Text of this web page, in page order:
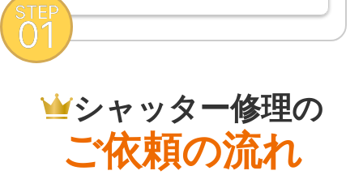
シャッター修理の
ご依頼の流れ
STEP
01